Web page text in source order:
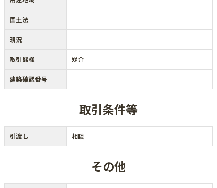
国土法
現況
取引態様 媒介
建築確認番号
取引条件等
引渡し 相談
その他